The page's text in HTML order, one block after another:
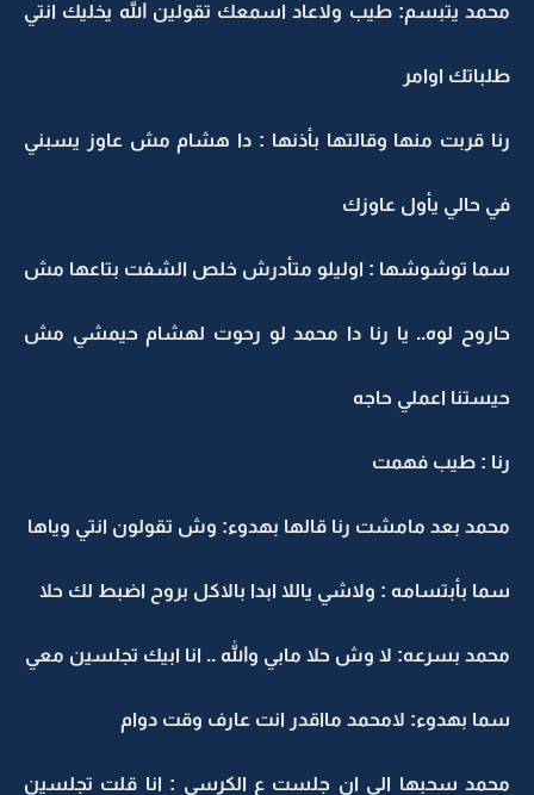
محمد يتبسم: طيب ولاعاد اسمعك تقولين الله يخليك انتي
طلباتك اوامر
رنا قربت منها وقالتها بأذنها : دا هشام مش عاوز يسبني
في حالي يأول عاوزك
سما توشوشها : اوليلو متأدرش خلص الشفت بتاعها مش
حاروح لوه.. يا رنا دا محمد لو رحوت لهشام حيمشي مش
حيستنا اعملي حاجه
رنا : طيب فهمت
محمد بعد مامشت رنا قالها بهدوء: وش تقولون انتي وياها
سما بأبتسامه : ولاشي ياللا ابدا بالاكل بروح اضبط لك حلا
محمد بسرعه: لا وش حلا مابي والله .. انا ابيك تجلسين معي
سما بهدوء: لامحمد مااقدر انت عارف وقت دوام
محمد سحبها الى ان جلست ع الكرسي : انا قلت تجلسين